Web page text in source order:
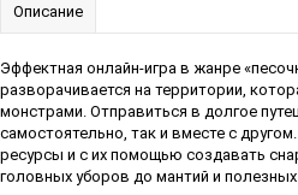
Описание
Эффектная онлайн-игра в жанре
разворачивается на территории,
монстрами. Отправиться в долгое
самостоятельно, так и вместе с
ресурсы и с их помощью создавать
головных уборов до мантий и